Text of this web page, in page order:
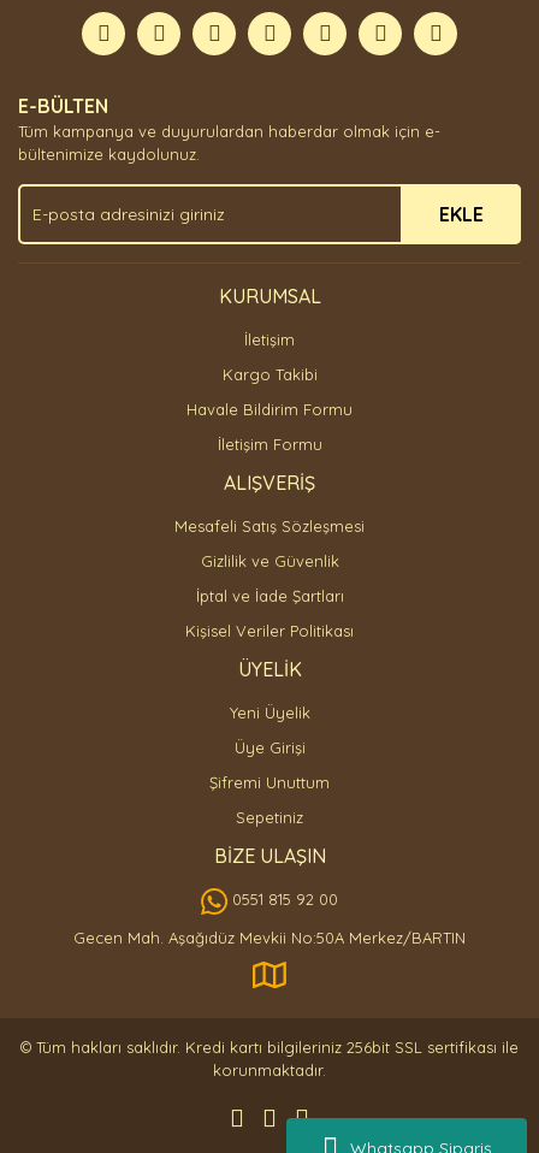
Whatsapp Sipariş
E-BÜLTEN
Tüm kampanya ve duyurulardan haberdar olmak için e-
bültenimize kaydolunuz.
EKLE
KURUMSAL
İletişim
Kargo Takibi
Havale Bildirim Formu
İletişim Formu
ALIŞVERİŞ
Mesafeli Satış Sözleşmesi
Gizlilik ve Güvenlik
İptal ve İade Şartları
Kişisel Veriler Politikası
ÜYELİK
Yeni Üyelik
Üye Girişi
Şifremi Unuttum
Sepetiniz
BİZE ULAŞIN
0551 815 92 00
Gecen Mah. Aşağıdüz Mevkii No:50A Merkez/BARTIN
© Tüm hakları saklıdır. Kredi kartı bilgileriniz 256bit SSL sertifikası ile
korunmaktadır.